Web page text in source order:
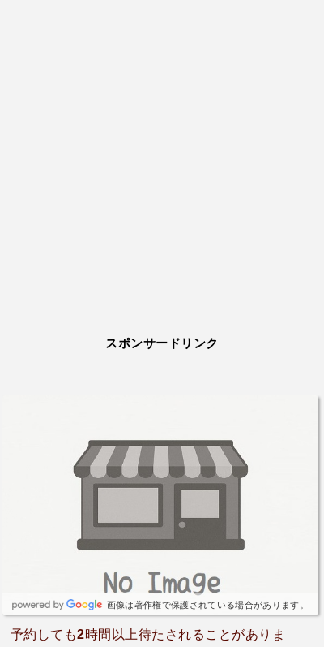
スポンサードリンク
画像は著作権で保護されている場合があります。
予約しても2時間以上待たされることがありま